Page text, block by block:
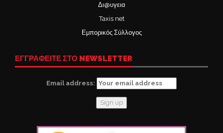
Δι@υγεια
Taxis net
Εμπορικός Σύλλογος
ΕΓΓΡΑΦΕΙΤΕ ΣΤΟ NEWSLETTER
Email address: